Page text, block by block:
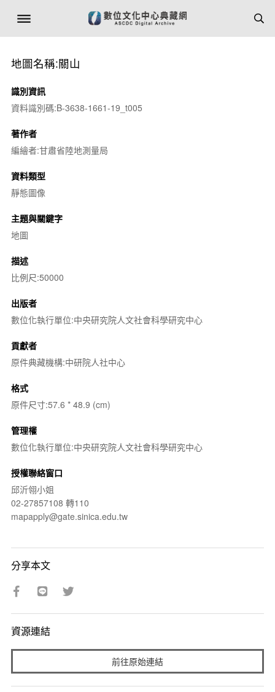
地圖名稱:關山
識別資訊
資料識別碼:B-3638-1661-19_t005
著作者
編繪者:甘肅省陸地測量局
資料類型
靜態圖像
主題與關鍵字
地圖
描述
比例尺:50000
出版者
數位化執行單位:中央研究院人文社會科學研究中心
貢獻者
原件典藏機構:中研院人社中心
格式
原件尺寸:57.6 * 48.9 (cm)
管理權
數位化執行單位:中央研究院人文社會科學研究中心
授權聯絡窗口
邱沂翎小姐
02-27857108 轉110
mapapply@gate.sinica.edu.tw
分享本文
資源連結
前往原始連結